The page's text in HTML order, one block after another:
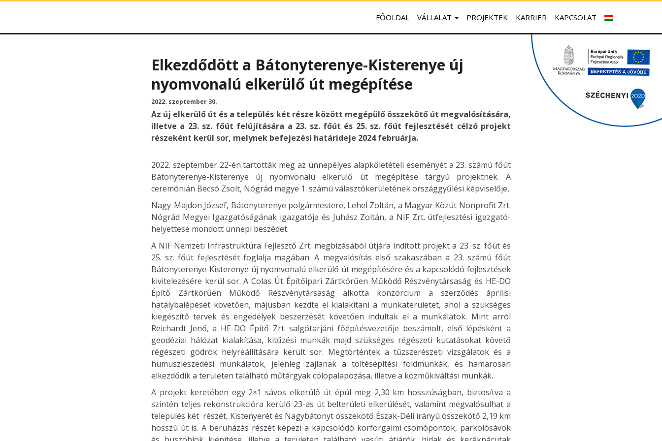
FŐOLDAL VÁLLALAT PROJEKTEK KARRIER KAPCSOLAT
Elkezdődött a Bátonyterenye-Kisterenye új
nyomvonalú elkerülő út megépítése
2022. szeptember 30.
Az új elkerülő út és a település két része között megépülő összekötő út megvalósítására,
illetve a 23. sz. főút felújítására a 23. sz. főút és 25. sz. főút fejlesztését célzó projekt
részeként kerül sor, melynek befejezési határideje 2024 februárja.
2022. szeptember 22-én tartották meg az ünnepélyes alapkőletételi eseményét a 23. számú főút
Bátonyterenye-Kisterenye új nyomvonalú elkerülő út megépítése tárgyú projektnek. A
ceremónián Becsó Zsolt, Nógrád megye 1. számú választókerületének országgyűlési képviselője,
Nagy-Majdon József, Bátonyterenye polgármestere, Lehel Zoltán, a Magyar Közút Nonprofit Zrt.
Nógrád Megyei Igazgatóságának igazgatója és Juhász Zoltán, a NIF Zrt. útfejlesztési igazgató-
helyettese mondott ünnepi beszédet.
A NIF Nemzeti Infrastruktúra Fejlesztő Zrt. megbízásából útjára indított projekt a 23. sz. főút és
25. sz. főút fejlesztését foglalja magában. A megvalósítás első szakaszában a 23. számú főút
Bátonyterenye-Kisterenye új nyomvonalú elkerülő út megépítésére és a kapcsolódó fejlesztések
kivitelezésére kerül sor. A Colas Út Építőipari Zártkörűen Működő Részvénytársaság és HE-DO
Építő Zártkörűen Működő Részvénytársaság alkotta konzorcium a szerződés áprilisi
hatálybalépését követően, májusban kezdte el kialakítani a munkaterületet, ahol a szükséges
kiegészítő tervek és engedélyek beszerzését követően indultak el a munkálatok. Mint arról
Reichardt Jenő, a HE-DO Építő Zrt. salgótarjáni főépítésvezetője beszámolt, első lépésként a
geodéziai hálózat kialakítása, kitűzési munkák majd szükséges régészeti kutatásokat követő
régészeti gödrök helyreállítására került sor. Megtörténtek a tűzszerészeti vizsgálatok és a
humuszleszedési munkálatok, jelenleg zajlanak a töltésépítési földmunkák, és hamarosan
elkezdődik a területen található műtárgyak cölöpalapozása, illetve a közműkiváltási munkák.
A projekt keretében egy 2×1 sávos elkerülő út épül meg 2,30 km hosszúságban, biztosítva a
szintén teljes rekonstrukcióra kerülő 23-as út belterületi elkerülését, valamint megvalósulhat a
település két részét, Kistenyerét és Nagybátonyt összekötő Észak-Déli irányú összekötő 2,19 km
hosszú út is. A beruházás részét képezi a kapcsolódó körforgalmi csomópontok, parkolósávok